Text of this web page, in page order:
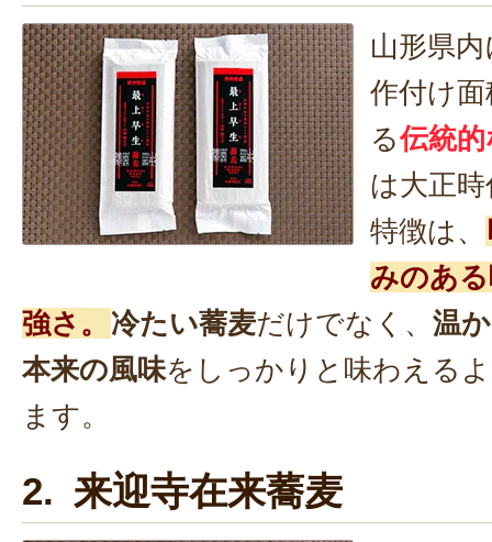
山形県
作付け
る伝統
は大正
特徴は、
みのあ
強さ。 冷たい蕎麦だけでなく、 温
本来の風味をしっかりと味わえる
ます。
2. 来迎寺在来蕎麦